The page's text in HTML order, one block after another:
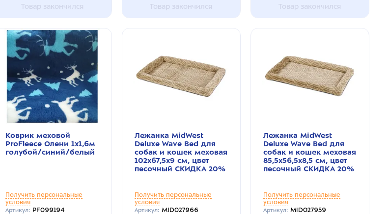
Товар закончился Товар закончился Товар закончился
Коврик меховой
ProFleece Олени 1х1,6м
голубой/синий/белый
Получить персональные
условия
Артикул: PF099194
Лежанка MidWest
Deluxe Wave Bed для
собак и кошек меховая
102х67,5х9 см, цвет
песочный СКИДКА 20%
Получить персональные
условия
Артикул: MID027966
Лежанка MidWest
Deluxe Wave Bed для
собак и кошек меховая
85,5х56,5х8,5 см, цвет
песочный СКИДКА 20%
Получить персональные
условия
Артикул: MID027959